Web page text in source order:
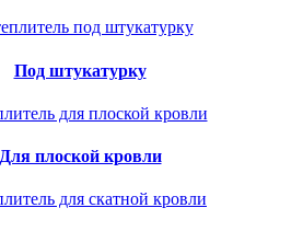
Под штукатурку
Для плоской кровли